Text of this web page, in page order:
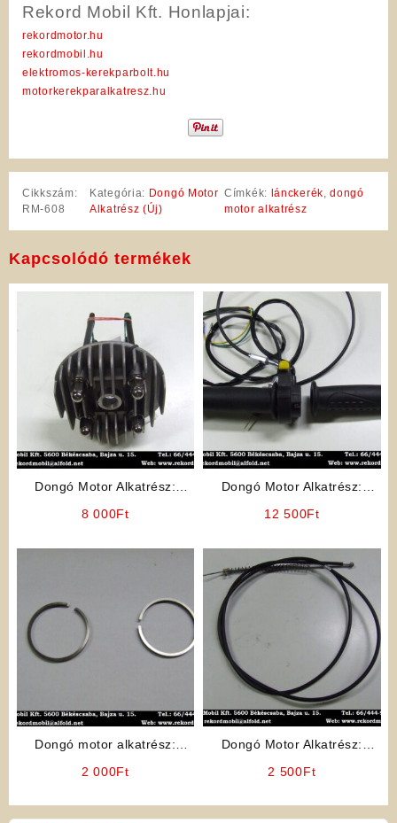
Rekord Mobil Kft. Honlapjai:
rekordmotor.hu
rekordmobil.hu
elektromos-kerekparbolt.hu
motorkerekparalkatresz.hu
Cikkszám:
RM-608
Kategória: Dongó Motor
Alkatrész (Új)
Címkék: lánckerék,dongó
motor alkatrész
Kapcsolódó termékek
Dongó Motor Alkatrész:
8 000Ft
Dongó Motor Alkatrész:
12 500Ft
Dongó motor alkatrész:
2 000Ft
Dongó Motor Alkatrész:
2 500Ft